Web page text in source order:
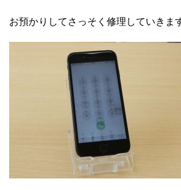
お預かりしてさっそく修理していきま